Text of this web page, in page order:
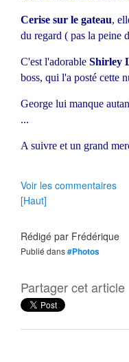
Cerise sur le gateau,
du regard ( pas la peine
C'est l'adorable Shirley
boss, qui l'a posté cette
George lui manque
...
A suivre et un grand
Voir les commentaires
[Haut]
Rédigé par Frédérique
Publié dans#Photos
Partager cet article